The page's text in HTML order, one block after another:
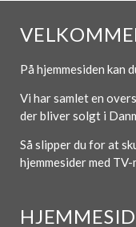
På hjemmesiden kan
Vi har samlet en
der bliver solgt i
Så slipper du for at
hjemmesider med